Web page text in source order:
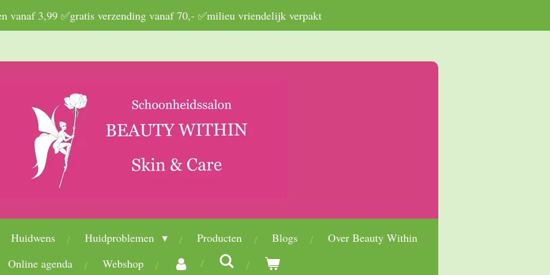
vanaf 3,99 ✅gratis verzending vanaf 70,- ✅milieu vriendelijk verpakt
Huidwens Huidproblemen Producten Blogs
Over Beauty Within
Online agenda
Webshop